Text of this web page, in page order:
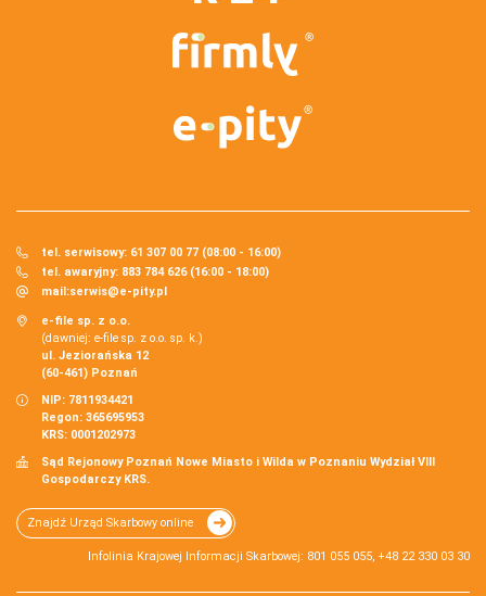
tel. serwisowy: 61 307 00 77 (08:00 - 16:00)
tel. awaryjny: 883 784 626 (16:00 - 18:00)
mail:serwis@e-pity.pl
e-file sp. z o.o.
(dawniej: e-file sp. z o.o. sp. k.)
ul. Jeziorańska 12
(60-461) Poznań
NIP: 7811934421
Regon: 365695953
KRS: 0001202973
Sąd Rejonowy Poznań Nowe Miasto i Wilda w Poznaniu Wydział VIII
Gospodarczy KRS.
Znajdź Urząd Skarbowy online
Infolinia Krajowej Informacji Skarbowej: 801 055 055, +48 22 330 03 30